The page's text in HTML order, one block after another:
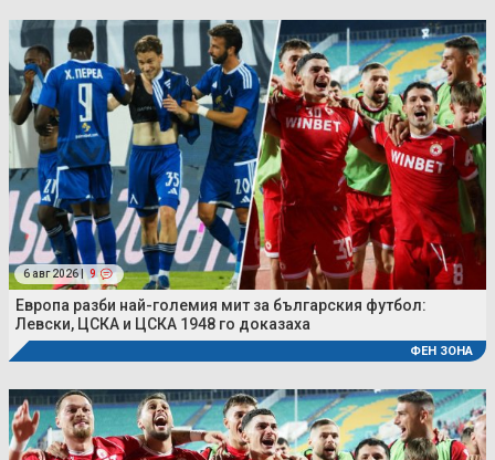
6 авг 2026 | 9
Европа разби най-големия мит за българския футбол:
Левски, ЦСКА и ЦСКА 1948 го доказаха
ФЕН ЗОНА